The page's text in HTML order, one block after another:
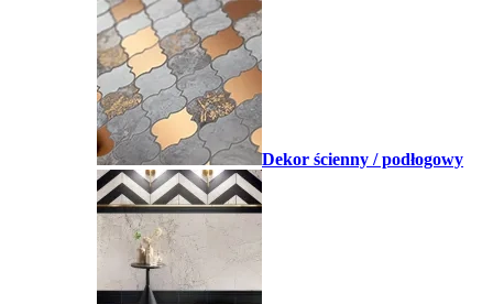
Dekor ścienny / podłogowy